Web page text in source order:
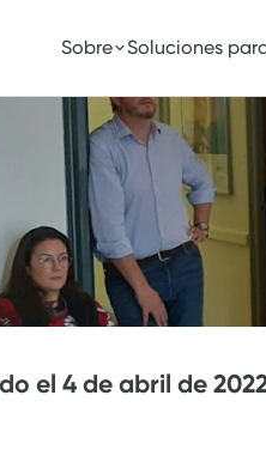
Sobre Soluciones
el 4 de abril de